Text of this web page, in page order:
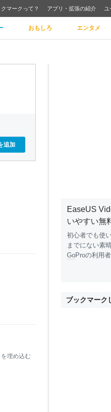
マークって？ アプリ・拡張の紹介
おもしろ エンタメ
追加
を埋め込む
EaseUS
いやすい無
初心者でも使
までにない素
GoProの利用
ブックマーク